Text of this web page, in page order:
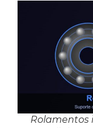
Rolamentos